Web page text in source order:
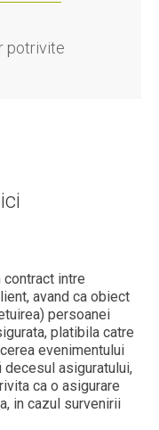
potrivite
intre
avand ca obiect
persoanei
platibila catre
evenimentului
asiguratului,
ca o asigurare
in cazul survenirii